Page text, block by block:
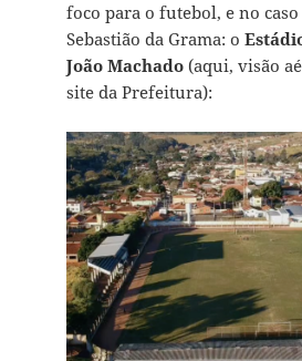
foco para o futebol, e no caso
Sebastião da Grama: o
João Machado(aqui, visão
site da Prefeitura):